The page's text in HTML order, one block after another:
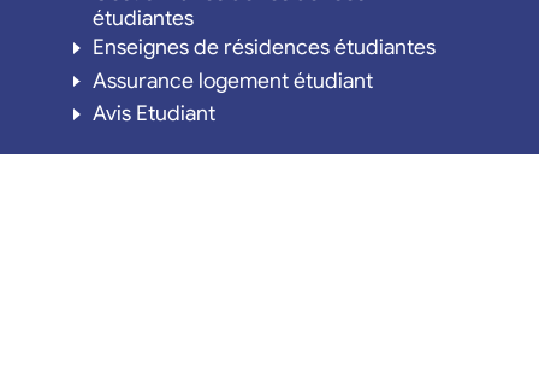
étudiantes
Enseignes de résidences étudiantes
Assurance logement étudiant
Avis Etudiant